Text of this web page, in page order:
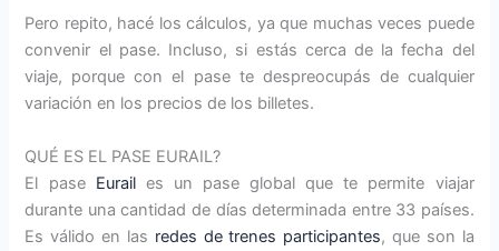
Pero repito, hacé los cálculos, ya que muchas veces puede
convenir el pase. Incluso, si estás cerca de la fecha del
viaje, porque con el pase te despreocupás de cualquier
variación en los precios de los billetes.
QUÉ ES EL PASE EURAIL?
El pase Eurailes un pase global que te permite viajar
durante una cantidad de días determinada entre 33 países.
Es válido en las redes de trenes participantes, que son la